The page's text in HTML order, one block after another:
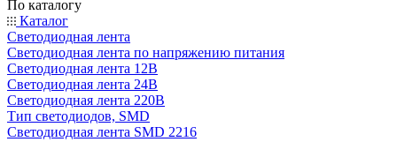
По каталогу
Каталог
Светодиодная лента
Светодиодная лента по напряжению питания
Светодиодная лента 12В
Светодиодная лента 24В
Светодиодная лента 220В
Тип светодиодов, SMD
Cветодиодная лента SMD 2216